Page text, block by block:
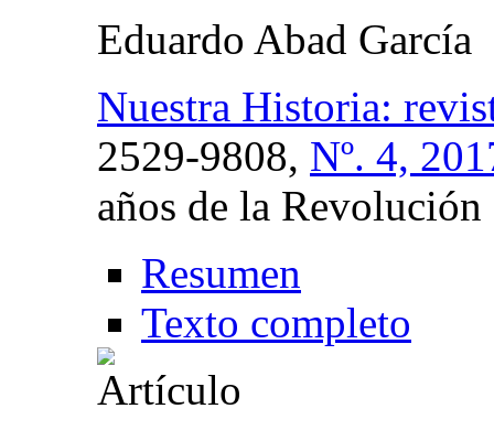
Eduardo Abad García
Nuestra Historia:
2529-9808, Nº. 4,
años de la
Resumen
Texto completo